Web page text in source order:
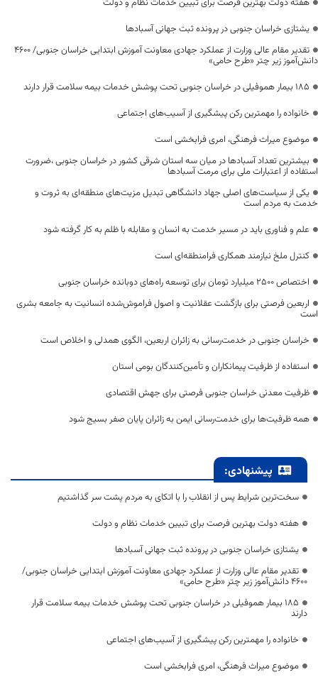
هفته دولت بهترین فرصت برای تبیین خدمات نظام و دولت
یشتازی خراسان جنوبی در پرونده ثبت جهانی آسبادها
تقدیر مقام عالی وزارت از عملکرد جهادی معاونت آموزش ابتدایی خراسان جنوبی/ ۴۶۰۰
دانش‌آموز زیر چتر «طرح حامی»
۱۸۵ بیمار هموفیلی در خراسان جنوبی تحت پوشش خدمات بیمه سلامت قرار دارند
خانواده را مهمترین رکن پیشگیری از آسیب‌های اجتماعی
موضوع میراث فرهنگی، امری فرابخشی است
بیشترین تعداد آسبادها در میان سه استان شرقی کشور در خراسان جنوبی ،ضرورت
استفاده از اعتبارات ملی برای مرمت آسبادها
یکی از سیاست‌های اصلی جهاد دانشگاهی تبدیل مزیت‌های منطقه‌ای به ثروت و
خدمت به مردم است
علم و فناوری باید در مسیر خدمت به انسان و مقابله با ظلم به کار گرفته شود
کنترل ملخ نیازمند همکاری فرامنطقه‌ای است
اختصاص 2500 میلیارد تومان برای توسعه راه‌های دوبانده خراسان جنوبی
اربعین فرصتی برای بازگشت عقلانیت و اصول فراموش‌شده انسانیت به جامعه بشری
است
خراسان جنوبی در خدمت‌رسانی به زائران اربعین، الگوی همدلی و اخلاص است
استفاده از ظرفیت پیمانکاران و تأمین‌کنندگان بومی استان
ظرفیت معدنی خراسان جنوبی فرصتی برای جهش اقتصادی
همه ظرفیت‌ها برای خدمت‌رسانی ایمن به زائران پایان صفر بسیج شود
پیشنهادی:
سخت‌ترین شرایط پس از انقلاب را با اتکای به مردم پشت سر گذاشتیم
هفته دولت بهترین فرصت برای تبیین خدمات نظام و دولت
یشتازی خراسان جنوبی در پرونده ثبت جهانی آسبادها
تقدیر مقام عالی وزارت از عملکرد جهادی معاونت آموزش ابتدایی خراسان جنوبی/
۴۶۰۰ دانش‌آموز زیر چتر «طرح حامی»
۱۸۵ بیمار هموفیلی در خراسان جنوبی تحت پوشش خدمات بیمه سلامت قرار
دارند
خانواده را مهمترین رکن پیشگیری از آسیب‌های اجتماعی
موضوع میراث فرهنگی، امری فرابخشی است